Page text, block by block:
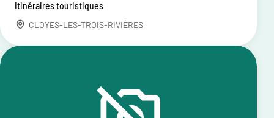
Itinéraires touristiques
CLOYES-LES-TROIS-RIVIÈRES